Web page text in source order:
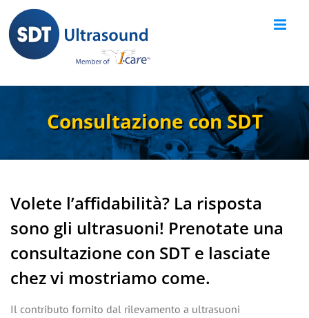
content
Consultazione con SDT
Volete l’affidabilità? La risposta
sono gli ultrasuoni! Prenotate una
consultazione con SDT e lasciate
chez vi mostriamo come.
Il contributo fornito dal rilevamento a ultrasuoni